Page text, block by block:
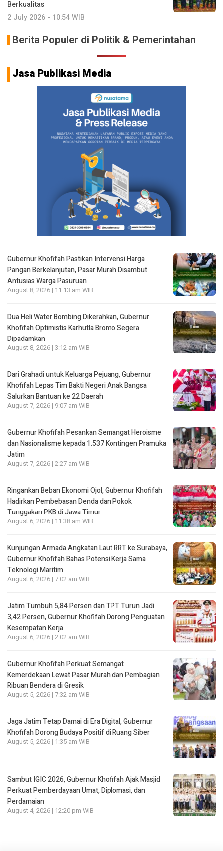
Berkualitas
2 July 2026 - 10:54 WIB
Berita Populer di Politik & Pemerintahan
Jasa Publikasi Media
Gubernur Khofifah Pastikan Intervensi Harga
Pangan Berkelanjutan, Pasar Murah Disambut
Antusias Warga Pasuruan
August 8, 2026 | 11:13 am WIB
Dua Heli Water Bombing Dikerahkan, Gubernur
Khofifah Optimistis Karhutla Bromo Segera
Dipadamkan
August 8, 2026 | 3:12 am WIB
Dari Grahadi untuk Keluarga Pejuang, Gubernur
Khofifah Lepas Tim Bakti Negeri Anak Bangsa
Salurkan Bantuan ke 22 Daerah
August 7, 2026 | 9:07 am WIB
Gubernur Khofifah Pesankan Semangat Heroisme
dan Nasionalisme kepada 1.537 Kontingen Pramuka
Jatim
August 7, 2026 | 2:27 am WIB
Ringankan Beban Ekonomi Ojol, Gubernur Khofifah
Hadirkan Pembebasan Denda dan Pokok
Tunggakan PKB di Jawa Timur
August 6, 2026 | 11:38 am WIB
Kunjungan Armada Angkatan Laut RRT ke Surabaya,
Gubernur Khofifah Bahas Potensi Kerja Sama
Teknologi Maritim
August 6, 2026 | 7:02 am WIB
Jatim Tumbuh 5,84 Persen dan TPT Turun Jadi
3,42 Persen, Gubernur Khofifah Dorong Penguatan
Kesempatan Kerja
August 6, 2026 | 2:02 am WIB
Gubernur Khofifah Perkuat Semangat
Kemerdekaan Lewat Pasar Murah dan Pembagian
Ribuan Bendera di Gresik
August 5, 2026 | 7:32 am WIB
Jaga Jatim Tetap Damai di Era Digital, Gubernur
Khofifah Dorong Budaya Positif di Ruang Siber
August 5, 2026 | 1:35 am WIB
Sambut IGIC 2026, Gubernur Khofifah Ajak Masjid
Perkuat Pemberdayaan Umat, Diplomasi, dan
Perdamaian
August 4, 2026 | 12:20 pm WIB